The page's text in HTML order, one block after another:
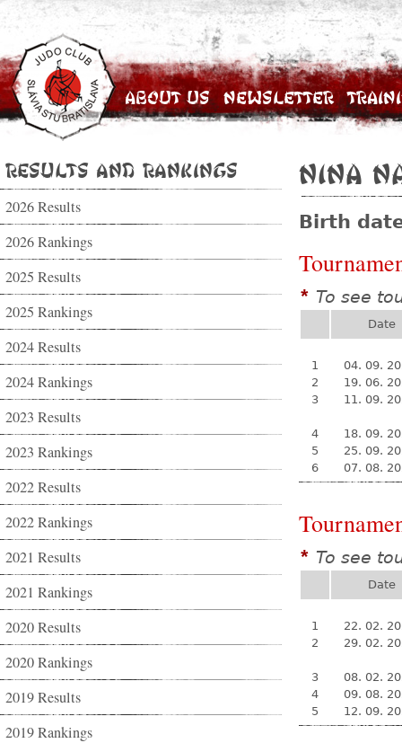
About Us Newsletter
Results and Rankings
2026 Results
2026 Rankings
2025 Results
2025 Rankings
2024 Results
2024 Rankings
2023 Results
2023 Rankings
2022 Results
2022 Rankings
2021 Results
2021 Rankings
2020 Results
2020 Rankings
2019 Results
2019 Rankings
Nina
Birth
* To see
Date
1
04. 09.
2
19. 06.
3
11. 09.
4
18. 09.
5
25. 09.
6
07. 08.
* To see
Date
1
22. 02.
2
29. 02.
3
08. 02.
4
09. 08.
5
12. 09.